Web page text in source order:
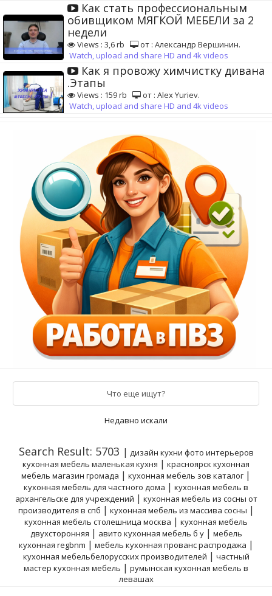
Как стать профессиональным
обивщиком МЯГКОЙ МЕБЕЛИ за 2
недели
Views : 3,6 rb
от : Александр Вершинин.
Watch, upload and share HD and 4k videos
Как я провожу химчистку дивана
.Этапы
Views : 159 rb
от : Alex Yuriev.
Watch, upload and share HD and 4k videos
Что еще ищут?
Недавно искали
Search Result: 5703 | дизайн кухни фото интерьеров
кухонная мебель маленькая кухня | красноярск кухонная
мебель магазин громада | кухонная мебель зов каталог |
кухонная мебель для частного дома | кухонная мебель в
архангельске для учреждений | кухонная мебель из сосны от
производителя в спб | кухонная мебель из массива сосны |
кухонная мебель столешница москва | кухонная мебель
двухсторонняя | авито кухонная мебель б у | мебель
кухонная regbnm | мебель кухонная прованс распродажа |
кухонная мебельбелорусских производителей | частный
мастер кухонная мебель | румынская кухонная мебель в
левашах